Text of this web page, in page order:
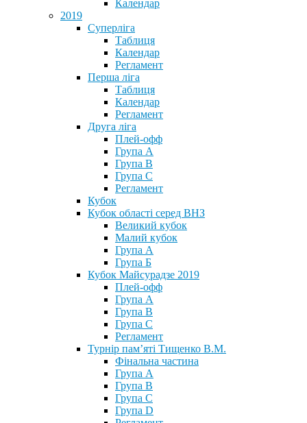
Календар
2019
Суперліга
Таблиця
Календар
Регламент
Перша ліга
Таблиця
Календар
Регламент
Друга ліга
Плей-офф
Група А
Група В
Група С
Регламент
Кубок
Кубок області серед ВНЗ
Великий кубок
Малий кубок
Група А
Група Б
Кубок Майсурадзе 2019
Плей-офф
Група А
Група В
Група С
Регламент
Турнір пам’яті Тищенко В.М.
Фінальна частина
Група А
Група В
Група С
Група D